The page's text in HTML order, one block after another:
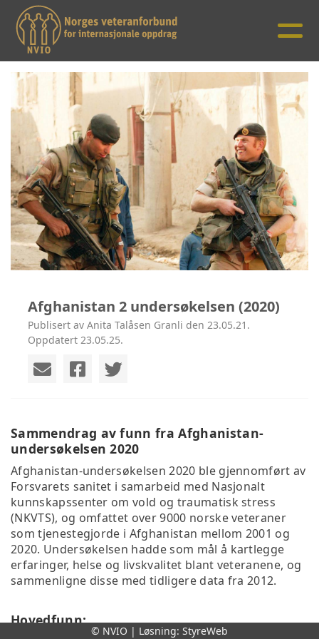
Afghanistan 2 undersøkelsen (2020)
Publisert av Anita Talåsen Granli den 23.05.21.
Oppdatert 23.05.25.
Sammendrag av funn fra Afghanistan-
undersøkelsen 2020
Afghanistan-undersøkelsen 2020 ble gjennomført av
Forsvarets sanitet i samarbeid med Nasjonalt
kunnskapssenter om vold og traumatisk stress
(NKVTS), og omfattet over 9000 norske veteraner
som tjenestegjorde i Afghanistan mellom 2001 og
2020. Undersøkelsen hadde som mål å kartlegge
erfaringer, helse og livskvalitet blant veteranene, og
sammenligne disse med tidligere data fra 2012.
Hovedfunn:
© NVIO | Løsning: StyreWeb